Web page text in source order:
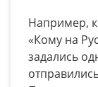
Например,
«Кому на
задались